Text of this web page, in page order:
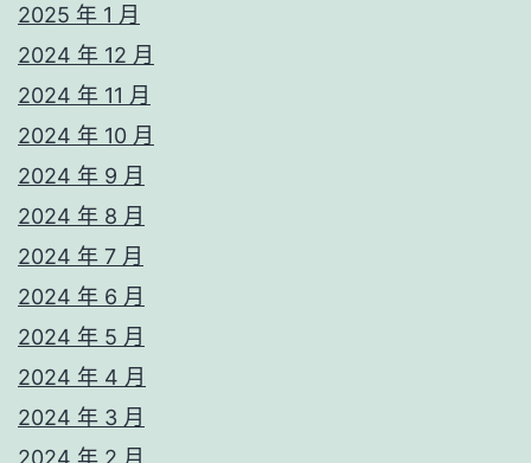
2025 年 1 月
2024 年 12 月
2024 年 11 月
2024 年 10 月
2024 年 9 月
2024 年 8 月
2024 年 7 月
2024 年 6 月
2024 年 5 月
2024 年 4 月
2024 年 3 月
2024 年 2 月